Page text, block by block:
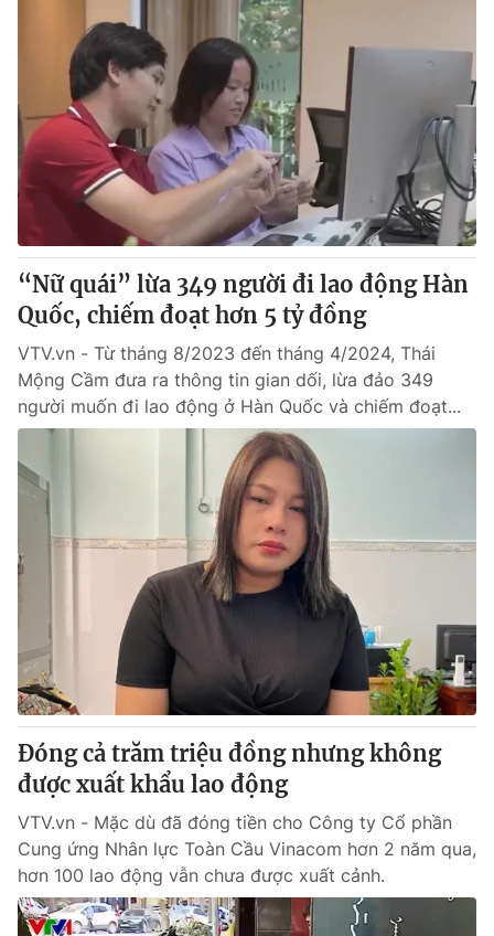
“Nữ quái” lừa 349 người đi lao động Hàn
Quốc, chiếm đoạt hơn 5 tỷ đồng
VTV.vn - Từ tháng 8/2023 đến tháng 4/2024, Thái
Mộng Cầm đưa ra thông tin gian dối, lừa đảo 349
người muốn đi lao động ở Hàn Quốc và chiếm đoạt...
Đóng cả trăm triệu đồng nhưng không
được xuất khẩu lao động
VTV.vn - Mặc dù đã đóng tiền cho Công ty Cổ phần
Cung ứng Nhân lực Toàn Cầu Vinacom hơn 2 năm qua,
hơn 100 lao động vẫn chưa được xuất cảnh.